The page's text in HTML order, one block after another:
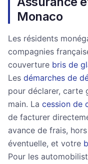
Monaco
Les résidents
compagnies
couverture bris de
Les démarches de
pour déclarer, carte
main. La cession de
de facturer
avance de frais,
éventuelle, et votre
Pour les